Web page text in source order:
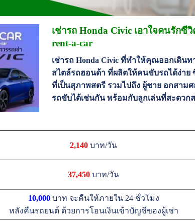
เช่ารถ Honda Civic เอาใจคนรักซี
rent-a-car
เช่ารถ Honda Civic ที่ทำให้คุณออกเดินท
สไตล์รถฮอนด้า ที่ผลิตให้คนขับรถได้ง่าย
ที่เป็นสุภาพสตรี รวมไปถึง ผู้ชาย อกสาม
รถขับได้เช่นกัน พร้อมกับลูกเล่นที่สะดวก
2,140 บาท/วัน
37,450 บาท/วัน
10,000บาท จะคืนให้ภายใน 24 ชั่วโมง
หลังคืนรถยนต์ ด้วยการโอนเงินเข้าบัญชีของผู้เช่า